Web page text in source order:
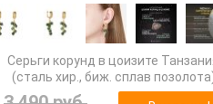
Серьги корунд в цоизите
(сталь хир., биж. сплав